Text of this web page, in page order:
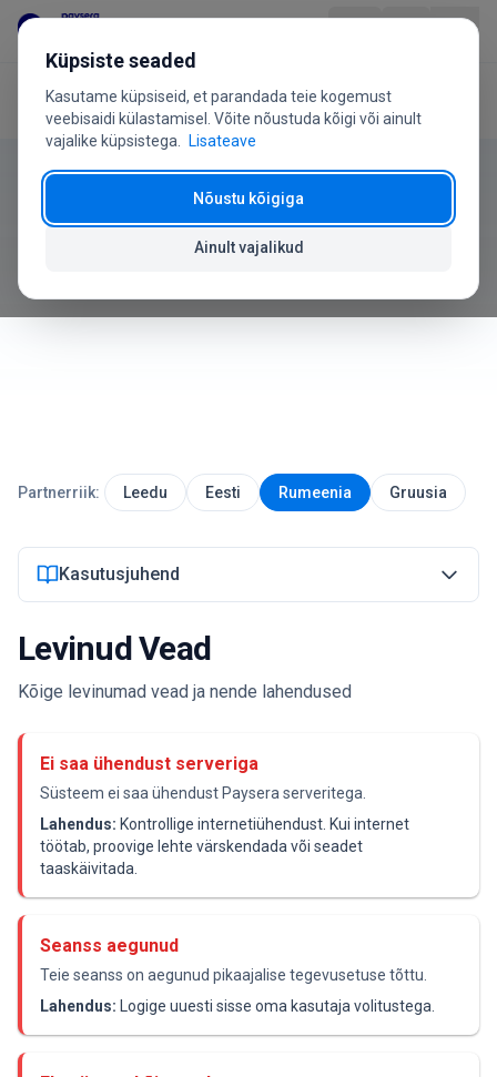
Liigu sisu juurde
Toode
Valdkonnad
Hinnad
KKK
+370 5 207 1558 On küsimusi?
Logi sisse
Avaleht Kasutusjuhend Vead
Vead ja Probleemid
Partnerriik: Leedu Eesti Rumeenia Gruusia
Kasutusjuhend
Levinud Vead
Kõige levinumad vead ja nende lahendused
Ei saa ühendust serveriga
Süsteem ei saa ühendust Paysera serveritega.
Lahendus: Kontrollige internetiühendust. Kui internet
töötab, proovige lehte värskendada või seadet
taaskäivitada.
Seanss aegunud
Teie seanss on aegunud pikaajalise tegevusetuse tõttu.
Lahendus: Logige uuesti sisse oma kasutaja volitustega.
Küpsiste seaded
Kasutame küpsiseid, et parandada teie kogemust
veebisaidi külastamisel. Võite nõustuda kõigi või ainult
vajalike küpsistega.
Lisateave
Ainult vajalikud
Nõustu kõigiga